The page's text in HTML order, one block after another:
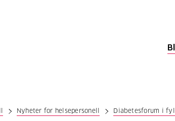
Nyheter for helsepersonell Diabetesforum i